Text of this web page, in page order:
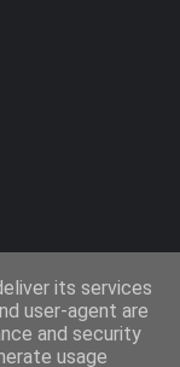
its services
user-agent are
and security
usage